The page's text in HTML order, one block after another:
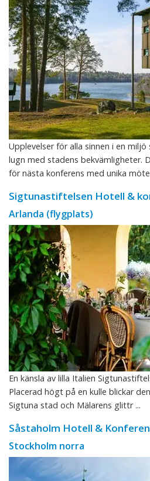
Upplevelser för alla sinnen i en
lugn med stadens bekvämligheter.
för nästa konferens med unika
Sigtunastiftelsen Hotell &
Arlanda (flygplats)
En känsla av lilla Italien
Placerad högt på en kulle blickar
Sigtuna stad och Mälarens glittr ...
Såstaholm Hotell &
Stockholm norra